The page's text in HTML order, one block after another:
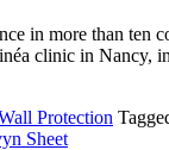
in more than ten
clinic in Nancy,
Protection
Sheet